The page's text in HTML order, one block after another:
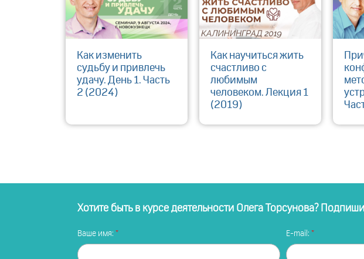
Как изменить
судьбу и привлечь
удачу. День 1. Часть
2 (2024)
Как научиться жить
счастливо с
любимым
человеком. Лекция 1
(2019)
Хотите быть в курсе деятельности Олега Торсунова?
Ваше имя: E-mail: